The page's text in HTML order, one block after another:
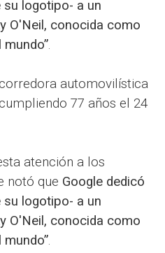
su logotipo- a un
O'Neil, conocida como
.
automovilística
77 años el 24
atención a los
notó que Google dedicó
su logotipo- a un
O'Neil, conocida como
.